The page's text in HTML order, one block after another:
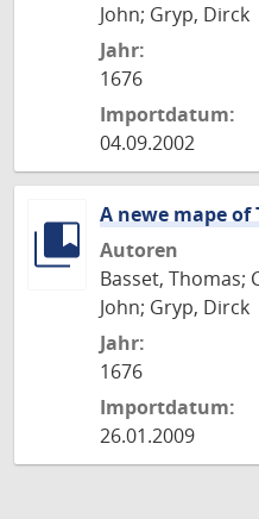
John; Gryp, Dirck
Jahr:
1676
Importdatum:
04.09.2002
A newe mape of
Autoren
Basset, Thomas;
John; Gryp, Dirck
Jahr:
1676
Importdatum:
26.01.2009